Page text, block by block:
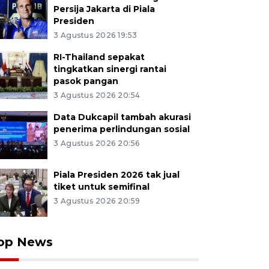
Persija Jakarta di Piala
Presiden
3 Agustus 2026 19:53
RI-Thailand sepakat
tingkatkan sinergi rantai
pasok pangan
3 Agustus 2026 20:54
Data Dukcapil tambah akurasi
penerima perlindungan sosial
3 Agustus 2026 20:56
Piala Presiden 2026 tak jual
tiket untuk semifinal
3 Agustus 2026 20:59
News